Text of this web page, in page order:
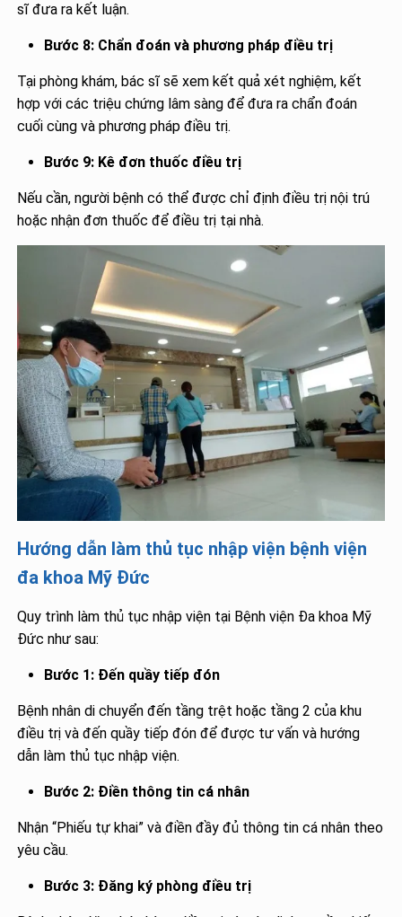
sĩ đưa ra kết luận.
Bước 8: Chẩn đoán và phương pháp điều trị
Tại phòng khám, bác sĩ sẽ xem kết quả xét nghiệm, kết
hợp với các triệu chứng lâm sàng để đưa ra chẩn đoán
cuối cùng và phương pháp điều trị.
Bước 9: Kê đơn thuốc điều trị
Nếu cần, người bệnh có thể được chỉ định điều trị nội trú
hoặc nhận đơn thuốc để điều trị tại nhà.
Hướng dẫn làm thủ tục nhập viện bệnh viện
đa khoa Mỹ Đức
Quy trình làm thủ tục nhập viện tại Bệnh viện Đa khoa Mỹ
Đức như sau:
Bước 1: Đến quầy tiếp đón
Bệnh nhân di chuyển đến tầng trệt hoặc tầng 2 của khu
điều trị và đến quầy tiếp đón để được tư vấn và hướng
dẫn làm thủ tục nhập viện.
Bước 2: Điền thông tin cá nhân
Nhận “Phiếu tự khai” và điền đầy đủ thông tin cá nhân theo
yêu cầu.
Bước 3: Đăng ký phòng điều trị